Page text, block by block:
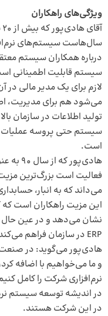
ویژگی‌های راهکاران
سال‌هاست سیستم‌های
درباره همکاران سیستم
سیستم قابلیت اطمینانی
لازم برای یک مدیر مالی
می‌شود هم برای مدیریت،
تولید اطلاعات در سازمان
سیستم حتی پروسه عملیات
است.
می‌داند که به انبار،
این مزیت راهکاران است که
نشان می‌دهد و در عین حال
ERP در سازمان فراهم می‌کند.
هادی‌پور می‌گوید: در
و ما می‌خواهیم با اضافه
نرم‌افزاری شرکت را کامل
در اندیشه توسعه سیستم
در این شرکت هستند.